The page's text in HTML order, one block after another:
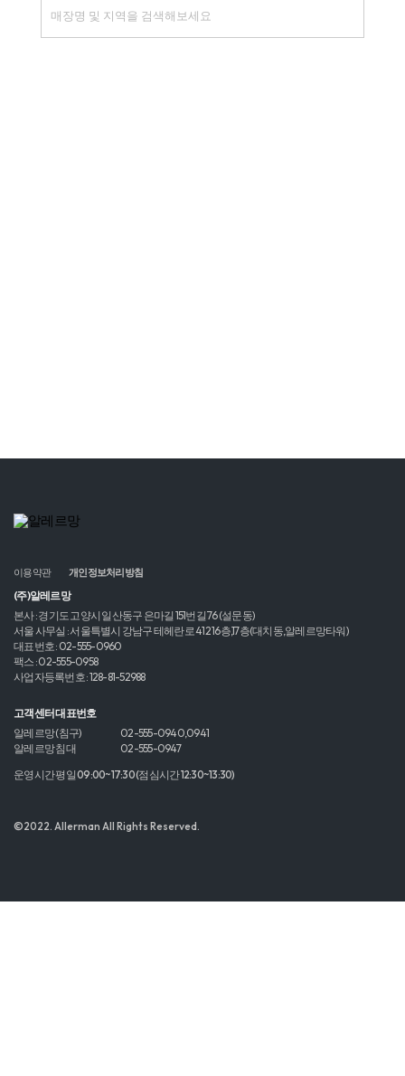
이용약관 개인정보처리방침
(주)알레르망
본사 : 경기도 고양시 일산동구 은마길 151번길 76 (설문동)
서울 사무실 : 서울특별시 강남구 테헤란로 412 16층,17층(대치동,알레르망타워)
대표번호 : 02-555-0960
팩스 : 02-555-0958
사업자등록번호 : 128-81-52988
고객센터 대표번호
알레르망 (침구)
02-555-0940,0941
알레르망 침대
02-555-0947
운영시간 평일 09:00~17:30 (점심시간 12:30~13:30)
©2022. Allerman All Rights Reserved.